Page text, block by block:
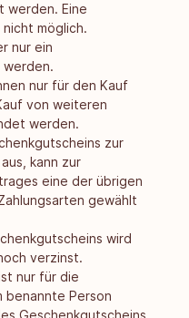
werden. Eine
möglich.
nur ein
nur für den Kauf
von weiteren
werden.
zur
kann zur
eine der übrigen
gewählt
wird
verzinst.
nur für die
benannte Person